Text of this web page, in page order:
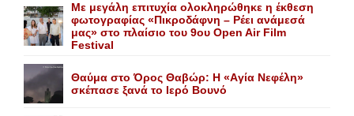
Με μεγάλη επιτυχία ολοκληρώθηκε η έκθεση
φωτογραφίας «Πικροδάφνη – Ρέει ανάμεσά
μας» στο πλαίσιο του 9ου Open Air Film
Festival
Θαύμα στο Όρος Θαβώρ: H «Aγία Nεφέλη»
σκέπασε ξανά το Iερό Bουνό